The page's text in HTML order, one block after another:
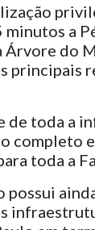
minutos a
Árvore do
principais
de toda a
completo
toda a
possui